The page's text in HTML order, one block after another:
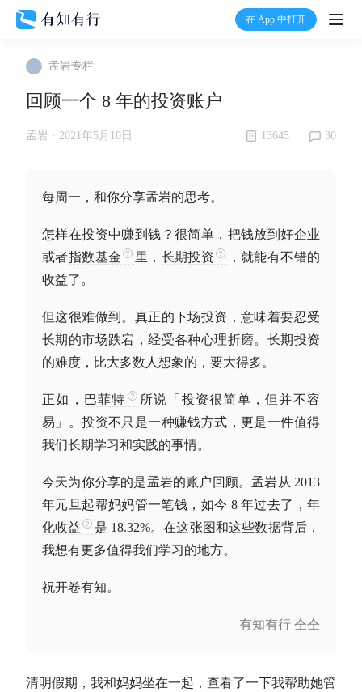
在 App 中打开
打
温度计
孟岩专栏
回顾一个 8 年的投资账户
孟岩 · 2021年5月10日 13645 30
每周一，和你分享孟岩的思考。
怎样在投资中赚到钱？很简单，把钱放到好企业
或者指数基金 里， 长期投资
，就能有不错的
收益了。
但这很难做到。真正的下场投资，意味着要忍受
长期的市场跌宕，经受各种心理折磨。 长期投资
的难度，比大多数人想象的，要大得多。
正如， 巴菲特
所说「投资很简单，但并不容
易」。投资不只是一种赚钱方式，更是一件值得
我们长期学习和实践的事情。
今天为你分享的是孟岩的账户回顾。孟岩从 2013
年元旦起帮妈妈管一笔钱，如今 8 年过去了， 年
化收益
是 18.32%。在这张图和这些数据背后，
我想有更多值得我们学习的地方。
祝开卷有知。
有知有行 仝仝
清明假期，我和妈妈坐在一起，查看了一下我帮助她管